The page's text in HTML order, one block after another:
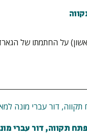
של הגארד ברנדון טאב (בן
תקווה, דור עברי